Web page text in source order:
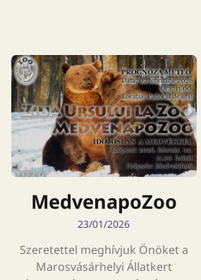
MedvenapoZoo
23/01/2026
Szeretettel meghívjuk Önöket a
Marosvásárhelyi Állatkert